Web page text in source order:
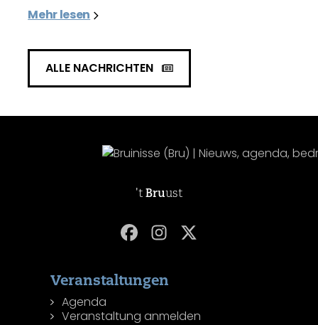
Mehr lesen
ALLE NACHRICHTEN
't Bruust
Veranstaltungen
Agenda
Veranstaltung anmelden